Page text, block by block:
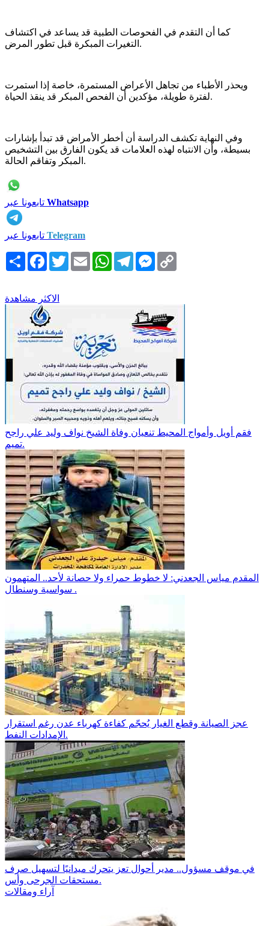
كما أن التقدم في الفحوصات الطبية قد يساعد في اكتشاف
التغيرات المبكرة قبل تطور المرض.
ويحذر الأطباء من تجاهل الأعراض المستمرة، خاصة إذا استمرت
لفترة طويلة، مؤكدين أن الفحص المبكر قد ينقذ الحياة.
وفي النهاية تكشف الدراسة أن أخطر الأمراض قد تبدأ بإشارات
بسيطة، وأن الانتباه لهذه العلامات قد يكون الفارق بين التشخيص
المبكر وتفاقم الحالة.
Whatsapp
Telegram
انشر Facebook
TwitterEmail WhatsAppTelegramMessenger
الاكثر مشاهدة
فقم أويل وأمواج المحيط تنعيان وفاة الشيخ نواف وليد علي راجح
تميم.
المقدم مياس الجعدني: لا خطوط حمراء ولا حصانة لأحد.. المتهمون
سواسية وسنطال .
عجز الصيانة وقطع الغيار يُحجّم كفاءة كهرباء عدن رغم استقرار
الإمدادات النفط.
في موقف مسؤول.. مدير أحوال تعز يتحرك ميدانيًا لتسهيل صرف
مستحقات الجرحى وأس.
آراء ومقالات